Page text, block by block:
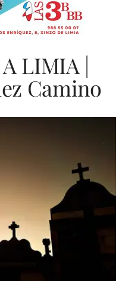
LIMIA |
Camino